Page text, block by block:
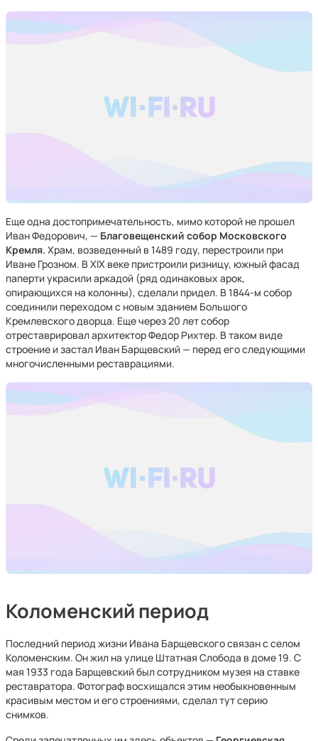
Еще одна достопримечательность, мимо которой не прошел
Иван Федорович, — Благовещенский собор Московского
Кремля. Храм, возведенный в 1489 году, перестроили при
Иване Грозном. В XIX веке пристроили ризницу, южный фасад
паперти украсили аркадой (ряд одинаковых арок,
опирающихся на колонны), сделали придел. В 1844-м собор
соединили переходом с новым зданием Большого
Кремлевского дворца. Еще через 20 лет собор
отреставрировал архитектор Федор Рихтер. В таком виде
строение и застал Иван Барщевский — перед его следующими
многочисленными реставрациями.
Коломенский период
Последний период жизни Ивана Барщевского связан с селом
Коломенским. Он жил на улице Штатная Слобода в доме 19. С
мая 1933 года Барщевский был сотрудником музея на ставке
реставратора. Фотограф восхищался этим необыкновенным
красивым местом и его строениями, сделал тут серию
снимков.